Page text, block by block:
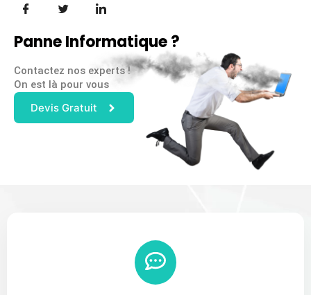
Panne Informatique ?
Contactez nos experts !
On est là pour vous
Devis Gratuit